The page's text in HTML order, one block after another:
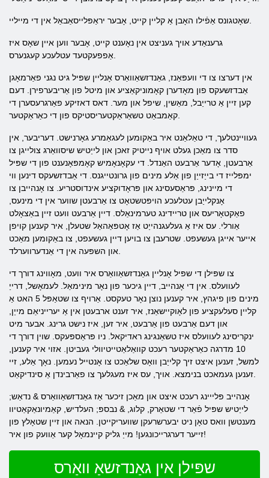
גרענאַדע אויך געניצט אין נאָענט קייט, אָבער ווען איין שאָס איז
אין דערצו צו די וועפּאַנז, גאַנדזשאַוואַרס אָנליין שפּיל גיט נגני פאַרמאָגן
אַבדזשעקס פון מאָדערן קאָמוניקאַציע און מיטל פון אַריבערפירן. דעם
קען זיין אַ טרייַבל, מאַשין, שיפל און מער. דאס דאזיקע פאַרגרעסערן די
געוויינטלעך, די טאַלאַנט איר באַקומען לעגאַמרע גאָרנישט. דעריבער, אין
סדר צו מאַכן געלט אויף נייטיק זאכן און לייַטיש שיסוואַרג צולייגן צו
אַרבעטן, אָדער אַרבעט האַנדל. די עקאָנאָמיש קאָמפּאָנענט פון די שפּיל
ימפּלייז די בייַזייַן פון אַלע מינים פון גרונטייגנס. די אַבדזשעקס דינען ווי
די מיינינג, פּראַסעסינג און פּראָדוקציע אינדוסטריע. צו אָנהייבן צו
אָנקלייַבן עטלעכע הויפּטשטאָט צו אַרבעטן שווער אין די מינעס,
פאַקטאָריעס און טריידינג טערמינאַלס. דיין אַרבעט וועט זיין באַצאָלט
אַורלי. עס איז אַ געלעגנהייַט אַז אָטפּאַהאַל שטעלן, איר קענען קויפן
אייער אייגן געשעפט. שטרעבן צו בויען דיין געשעפט, צו באַקומען מאַכט
צו שפּילן די שפּיל אָנליין גאַנדזשאַוואַרס איר וועט, מאָווינג דורך די
לעוועלס. אין די אָנהייב, דיין גיכער פון נאָר מינימאַל. לעמאָשל, דרייַ
מינים פון פיגהץ, איר קענען נוצן נאָר טעקסט. אַרויף צו שטאַפּל 5 האט אַ
קליין סעלעקציע פון ​​לאָוקיישאַנז, איר זענט ארבעטן אין אַ יערייניאַם מייַן,
און דעם אַרבעט פון אַרבעט, איר זען, איז נישט גרינג. אבער מיט
ינקריסינג לעוועלס איז טשאַנגינג ראדיקאל. ניו פּראַספּעקס. שוין דורך די
10 מדרגה כאַראַקטער רעכט קוואַלאַטייטיוולי געביטן. אזוי איר קענען,
למשל, זענען איצט זיך קלייַבן וואָס שלאַכט צו אָנטייל נעמען. נאָך אַלע, זיי
אָנהייב פּלייינג רעכט איצט און מאַכן זיכער אַז גאַנדזשאַוואַרס & נדאַש;
לייַטיש שפּיל פֿאַר די שטאַרק, קלוג, & נבספּ; העלדיש, קאַמיונאַקאַטיוו
מענטשן וואס טאָן ניט יבערשרעקן שוועריקייטן. הנאה און זיין שטאָלץ פון
זייער דערגרייכונגען! מייַ גליק קיינמאָל קער אַוועק פון איר!
שפּילן אין גאַנדזשאַ וואַרס